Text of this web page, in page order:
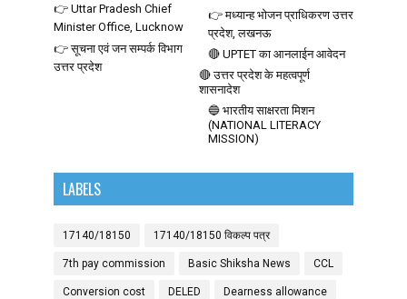
👉 Uttar Pradesh Chief
Minister Office, Lucknow
👉 मध्यान्ह भोजन प्राधिकरण उत्तर
प्रदेश, लखनऊ
👉 सूचना एवं जन सम्पर्क विभाग
उत्तर प्रदेश
🔴 UPTET का आनलाईन आवेदन
🔴 उत्तर प्रदेश के महत्वपूर्ण
शासनादेश
🔵 भारतीय साक्षरता मिशन
(NATIONAL LITERACY
MISSION)
LABELS
17140/18150 17140/18150 विकल्प पत्र
7th pay commission Basic Shiksha News CCL
Conversion cost DELED Dearness allowance